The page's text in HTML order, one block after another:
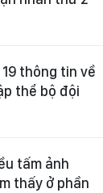
thông tin về
thể bộ đội
tấm ảnh
thấy ở phần